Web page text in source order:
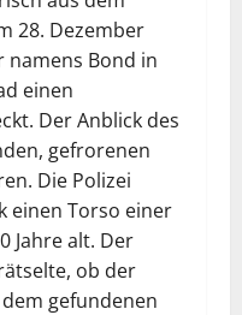
28. Dezember
namens Bond in
einen
Der Anblick des
gefrorenen
Die Polizei
einen Torso einer
Jahre alt. Der
ob der
gefundenen